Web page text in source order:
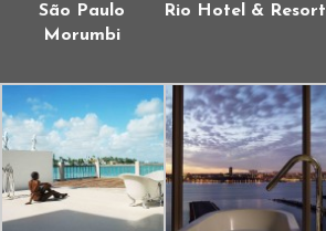
São Paulo
Morumbi
Rio Hotel & Resort